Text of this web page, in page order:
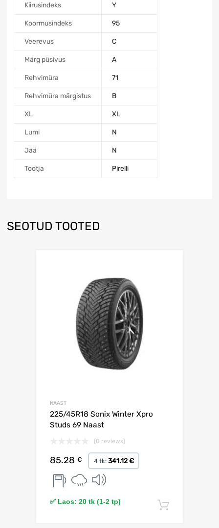
Kiirusindeks Y
Koormusindeks 95
Veerevus C
Märg püsivus A
Rehvimüra 71
Rehvimüra märgistus B
XL XL
Lumi N
Jää N
Tootja Pirelli
SEOTUD TOOTED
NAAST
225/45R18 Sonix Winter Xpro
Studs 69 Naast
(0 reviews)
85.28 € 4 tk: 341.12 €
✅ Laos: 20 tk (1-2 tp)